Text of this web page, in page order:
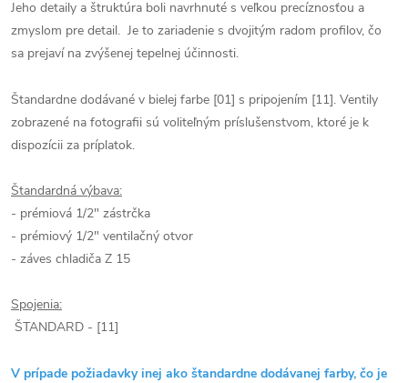
Jeho detaily a štruktúra boli navrhnuté s veľkou precíznosťou a
zmyslom pre detail. Je to zariadenie s dvojitým radom profilov, čo
sa prejaví na zvýšenej tepelnej účinnosti.
Štandardne dodávané v bielej farbe [01] s pripojením [11]. Ventily
zobrazené na fotografii sú voliteľným príslušenstvom, ktoré je k
dispozícii za príplatok.
Štandardná výbava:
- prémiová 1/2" zástrčka
- prémiový 1/2" ventilačný otvor
- záves chladiča Z 15
Spojenia:
ŠTANDARD - [11]
V prípade požiadavky inej ako štandardne dodávanej farby, čo je